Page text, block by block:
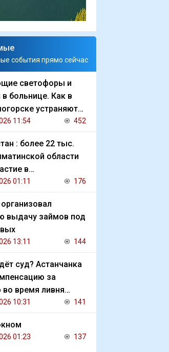
события прямо сейчас
светофоры и
в больнице. Как в
устраняют
ливня
11:54 452
: более 22 тыс.
области
в
акции
01:11 176
выдачу займов под
13:11 144
суд? Астанчанка
за
время ливня
10:31 141
01:23 137